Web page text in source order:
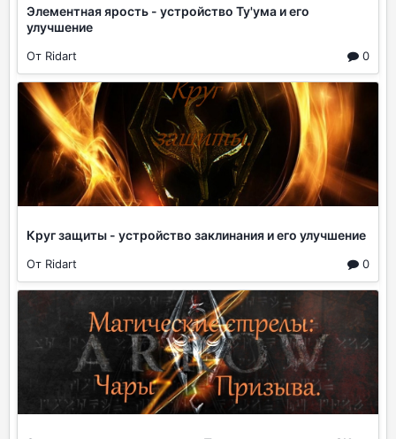
Элементная ярость - устройство Ту'ума и его
улучшение
От Ridart 0
Круг защиты - устройство заклинания и его улучшение
От Ridart 0